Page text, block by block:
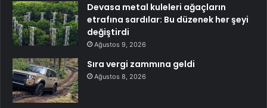
Devasa metal kuleleri ağaçların
etrafına sardılar: Bu düzenek her şeyi
değiştirdi
Ağustos 9, 2026
Sıra vergi zammına geldi
Ağustos 8, 2026